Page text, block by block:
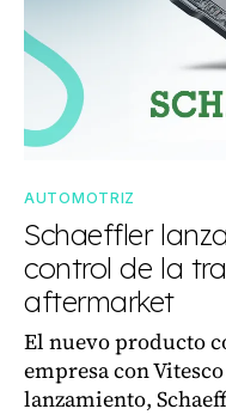
AUTOMOTRIZ
Schaeffler
control de la
aftermarket
El nuevo producto
empresa con
lanzamiento,